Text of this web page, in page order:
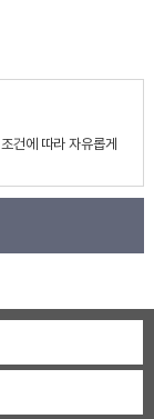
조건에 따라 자유롭게